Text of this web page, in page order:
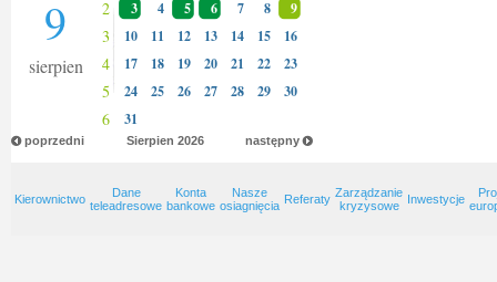
9
sierpien
2 3 4 5 6 7 8 9
3 10 11 12 13 14 15 16
4 17 18 19 20 21 22 23
5 24 25 26 27 28 29 30
6 31
poprzedni następny
Sierpien 2026
Kierownictwo
Dane
teleadresowe
Konta
bankowe
Nasze
osiagnięcia Referaty Zarządzanie
kryzysowe
Inwestycje